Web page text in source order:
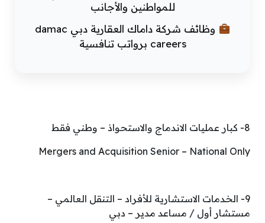
للمواطنين والأجانب
وظائف شركة داماك العقارية دبي damac
careers برواتب تنافسية
8- كبار عمليات الاندماج والاستحواذ – وطني فقط
Mergers and Acquisition Senior – National Only
9- الخدمات الاستشارية للأفراد – التنقل العالمي –
مستشار أول / مساعد مدير – دبي